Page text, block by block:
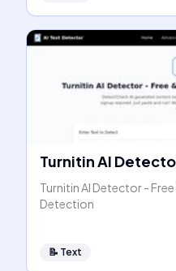
Turnitin AI
Turnitin AI Detector -
Detection
📝 Text